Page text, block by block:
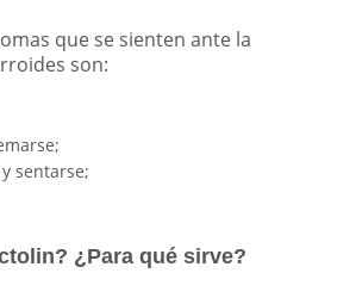
que se sienten ante la
son:
sentarse;
¿Para qué sirve?